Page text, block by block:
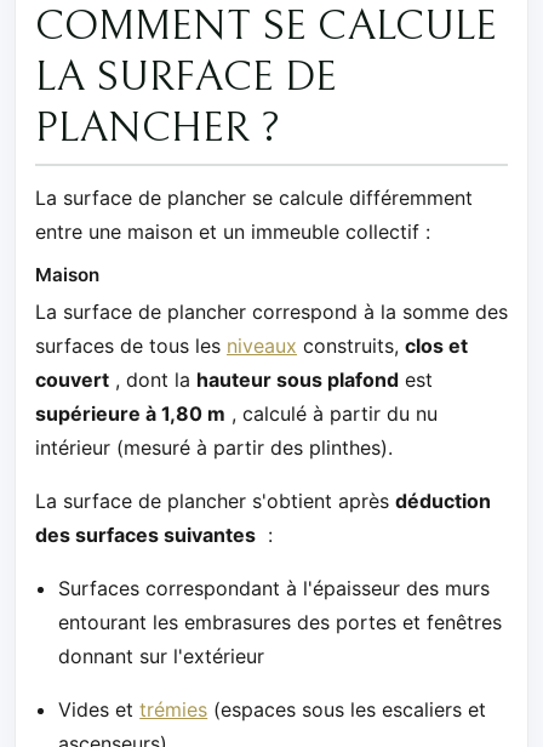
COMMENT SE CALCULE
LA SURFACE DE
PLANCHER ?
La surface de plancher se calcule différemment
entre une maison et un immeuble collectif :
Maison
La surface de plancher correspond à la somme des
surfaces de tous les niveaux construits, clos et
couvert , dont la hauteur sous plafond est
supérieure à 1,80 m , calculé à partir du nu
intérieur (mesuré à partir des plinthes).
La surface de plancher s'obtient après déduction
des surfaces suivantes :
Surfaces correspondant à l'épaisseur des murs
entourant les embrasures des portes et fenêtres
donnant sur l'extérieur
Vides ettrémies (espaces sous les escaliers et